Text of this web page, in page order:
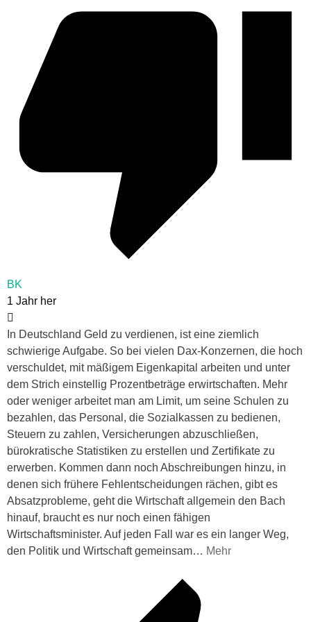
BK
1 Jahr her
In Deutschland Geld zu verdienen, ist eine ziemlich
schwierige Aufgabe. So bei vielen Dax-Konzernen, die hoch
verschuldet, mit mäßigem Eigenkapital arbeiten und unter
dem Strich einstellig Prozentbeträge erwirtschaften. Mehr
oder weniger arbeitet man am Limit, um seine Schulen zu
bezahlen, das Personal, die Sozialkassen zu bedienen,
Steuern zu zahlen, Versicherungen abzuschließen,
bürokratische Statistiken zu erstellen und Zertifikate zu
erwerben. Kommen dann noch Abschreibungen hinzu, in
denen sich frühere Fehlentscheidungen rächen, gibt es
Absatzprobleme, geht die Wirtschaft allgemein den Bach
hinauf, braucht es nur noch einen fähigen
Wirtschaftsminister. Auf jeden Fall war es ein langer Weg,
den Politik und Wirtschaft gemeinsam… Mehr